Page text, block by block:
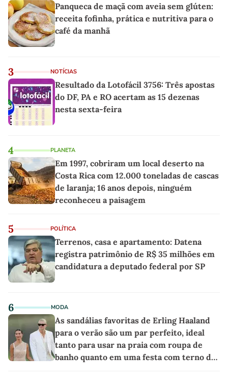
Panqueca de maçã com aveia sem glúten:
receita fofinha, prática e nutritiva para o
café da manhã
3 NOTÍCIAS
Resultado da Lotofácil 3756: Três apostas
do DF, PA e RO acertam as 15 dezenas
nesta sexta-feira
4 PLANETA
Em 1997, cobriram um local deserto na
Costa Rica com 12.000 toneladas de cascas
de laranja; 16 anos depois, ninguém
reconheceu a paisagem
5 POLÍTICA
Terrenos, casa e apartamento: Datena
registra patrimônio de R$ 35 milhões em
candidatura a deputado federal por SP
6 MODA
As sandálias favoritas de Erling Haaland
para o verão são um par perfeito, ideal
tanto para usar na praia com roupa de
banho quanto em uma festa com terno de